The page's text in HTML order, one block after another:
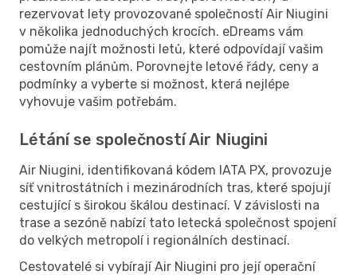
rezervovat lety provozované společností Air Niugini
v několika jednoduchých krocích. eDreams vám
pomůže najít možnosti letů, které odpovídají vašim
cestovním plánům. Porovnejte letové řády, ceny a
podmínky a vyberte si možnost, která nejlépe
vyhovuje vašim potřebám.
Létání se společností Air Niugini
Air Niugini, identifikovaná kódem IATA PX, provozuje
síť vnitrostátních i mezinárodních tras, které spojují
cestující s širokou škálou destinací. V závislosti na
trase a sezóně nabízí tato letecká společnost spojení
do velkých metropolí i regionálních destinací.
Cestovatelé si vybírají Air Niugini pro její operační